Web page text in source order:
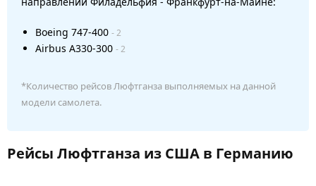
Boeing 747-400 - 2
Airbus A330-300 - 2
*Количество рейсов Люфтганза выполняемых на данной
модели самолета.
Рейсы Люфтганза из США в Германию